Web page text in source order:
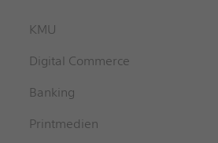
KMU
Digital Commerce
Banking
Printmedien